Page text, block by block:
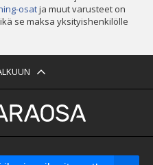
osatja muut varusteet on
se maksa yksityishenkilölle